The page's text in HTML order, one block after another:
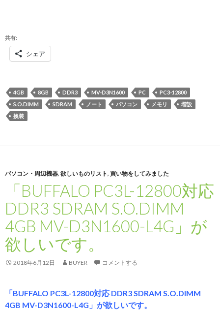
共有:
シェア
4GB 8GB DDR3 MV-D3N1600 PC
PC3-12800
S.O.DIMM
SDRAM ノート パソコン メモリ
増設
換装
パソコン・周辺機器, 欲しいものリスト, 買い物をしてみました
「BUFFALO PC3L-12800対応
DDR3 SDRAM S.O.DIMM
4GB MV-D3N1600-L4G」が
欲しいです。
2018年6月12日 BUYER コメントする
「BUFFALO PC3L-12800対応 DDR3 SDRAM S.O.DIMM
4GB MV-D3N1600-L4G」が欲しいです。